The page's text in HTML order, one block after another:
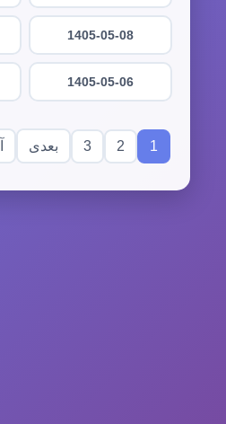
1405-05-08
1405-05-06
1
2
3 بعدی